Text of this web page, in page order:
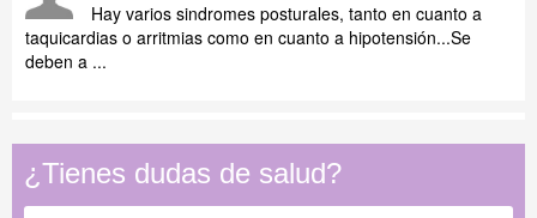
Hay varios sindromes posturales, tanto en cuanto a
taquicardias o arritmias como en cuanto a hipotensión...Se
deben a ...
¿Tienes dudas de salud?